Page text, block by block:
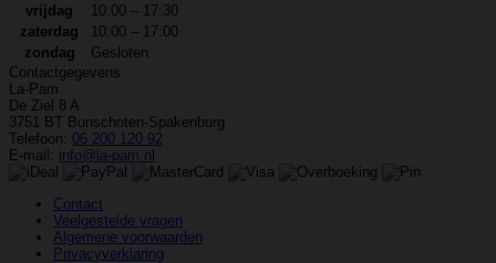
vrijdag
10:00 – 17:30
zaterdag
10:00 – 17:00
zondag
Gesloten
Contactgegevens
La-Pam
De Ziel 8 A
3751 BT Bunschoten-Spakenburg
Telefoon: 06 200 120 92
E-mail: info@la-pam.nl
Contact
Veelgestelde vragen
Algemene voorwaarden
Privacyverklaring